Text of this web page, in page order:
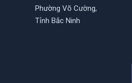
Phường Võ Cường,
Tỉnh Bắc Ninh